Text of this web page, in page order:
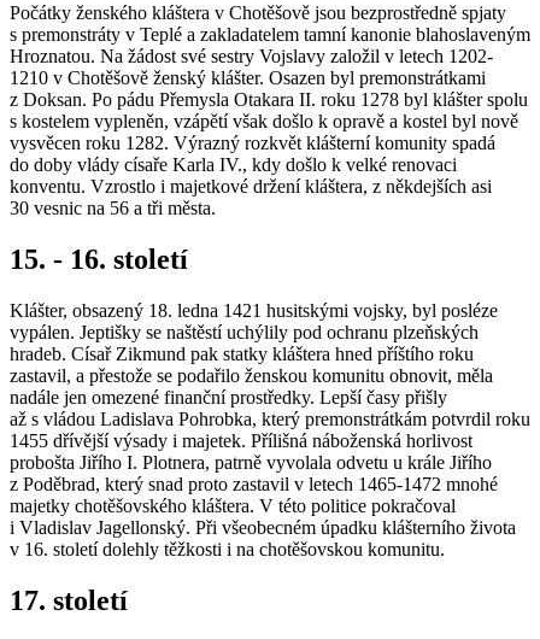
Počátky ženského kláštera v Chotěšově jsou bezprostředně spjaty
s premonstráty v Teplé a zakladatelem tamní kanonie blahoslaveným
Hroznatou. Na žádost své sestry Vojslavy založil v letech 1202-
1210 v Chotěšově ženský klášter. Osazen byl premonstrátkami
z Doksan. Po pádu Přemysla Otakara II. roku 1278 byl klášter spolu
s kostelem vypleněn, vzápětí však došlo k opravě a kostel byl nově
vysvěcen roku 1282. Výrazný rozkvět klášterní komunity spadá
do doby vlády císaře Karla IV., kdy došlo k velké renovaci
konventu. Vzrostlo i majetkové držení kláštera, z někdejších asi
30 vesnic na 56 a tři města.
15. - 16. století
Klášter, obsazený 18. ledna 1421 husitskými vojsky, byl posléze
vypálen. Jeptišky se naštěstí uchýlily pod ochranu plzeňských
hradeb. Císař Zikmund pak statky kláštera hned příštího roku
zastavil, a přestože se podařilo ženskou komunitu obnovit, měla
nadále jen omezené finanční prostředky. Lepší časy přišly
až s vládou Ladislava Pohrobka, který premonstrátkám potvrdil roku
1455 dřívější výsady i majetek. Přílišná náboženská horlivost
probošta Jiřího I. Plotnera, patrně vyvolala odvetu u krále Jiřího
z Poděbrad, který snad proto zastavil v letech 1465-1472 mnohé
majetky chotěšovského kláštera. V této politice pokračoval
i Vladislav Jagellonský. Při všeobecném úpadku klášterního života
v 16. století dolehly těžkosti i na chotěšovskou komunitu.
17. století